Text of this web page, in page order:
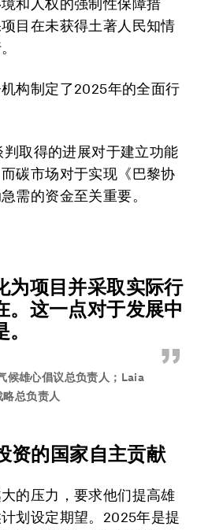
和人权的强制性保障措
目在未获得土著人民知情
构制定了2025年的全面行
取得的进展对于建立功能
碳市场对于实现《巴黎协
需的资金至关重要。
为项目并采取实际行
。这一点对于发展中
”
候雄心倡议总负责人；Laia
总负责人
资的国家自主贡献
的压力，要求他们提高雄
划设定期望。2025年是提